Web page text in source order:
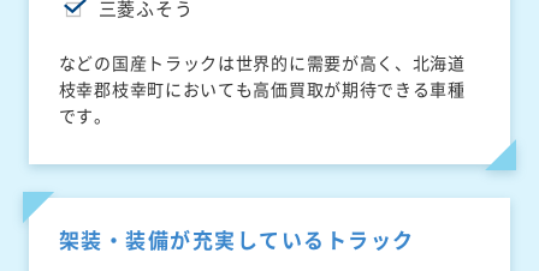
三菱ふそう
などの国産トラックは世界的に需要が高く、北海道
枝幸郡枝幸町においても高価買取が期待できる車種
です。
架装・装備が充実しているトラック